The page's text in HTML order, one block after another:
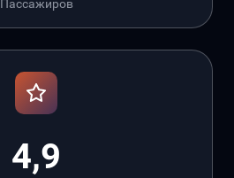
Пассажиров
4,9